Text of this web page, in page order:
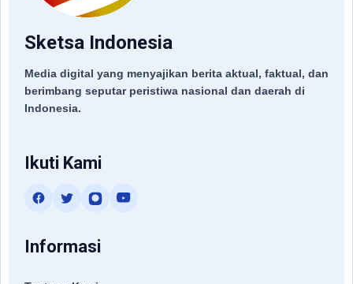
Sketsa Indonesia
Media digital yang menyajikan berita aktual, faktual, dan
berimbang seputar peristiwa nasional dan daerah di
Indonesia.
Ikuti Kami
Informasi